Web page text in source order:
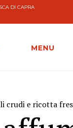
DI CAPRA
MENU
crudi e ricotta